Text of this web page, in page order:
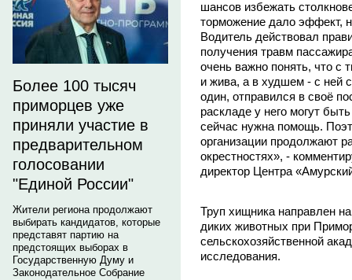
Более 100 тысяч
приморцев уже
приняли участие в
предварительном
голосовании
"Единой России"
Жители региона продолжают
выбирать кандидатов, которые
представят партию на
предстоящих выборах в
Государственную Думу и
Законодательное Собрание
шансов избежать
торможение дало эффект,
Водитель действовал
получения травм
очень важно понять, что с
и жива, а в худшем - с ней
один, отправился в своё
раскладе у него могут
сейчас нужна помощь.
организации продолжают
окрестностях», -
директор Центра
Труп хищника направлен
диких животных при
сельскохозяйственной
исследования.